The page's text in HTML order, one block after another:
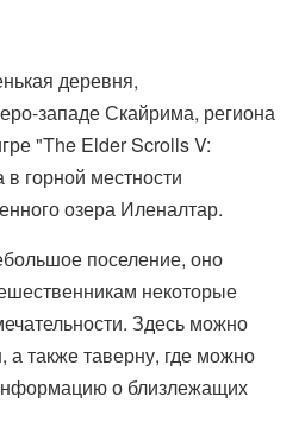
деревня,
западе Скайрима, региона
"The Elder Scrolls V:
горной местности
озера Иленалтар.
поселение, оно
некоторые
Здесь можно
а также таверну, где можно
о близлежащих